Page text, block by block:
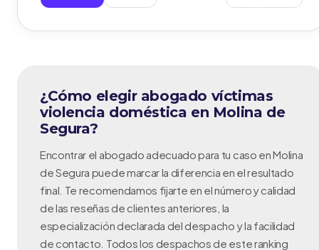
¿Cómo elegir abogado víctimas
violencia doméstica en Molina de
Segura?
Encontrar el abogado adecuado para tu caso en Molina
de Segura puede marcar la diferencia en el resultado
final. Te recomendamos fijarte en el número y calidad
de las reseñas de clientes anteriores, la
especialización declarada del despacho y la facilidad
de contacto. Todos los despachos de este ranking